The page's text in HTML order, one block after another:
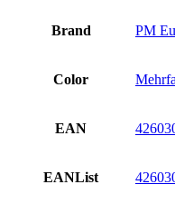
Brand PM
Color
EAN
EANList